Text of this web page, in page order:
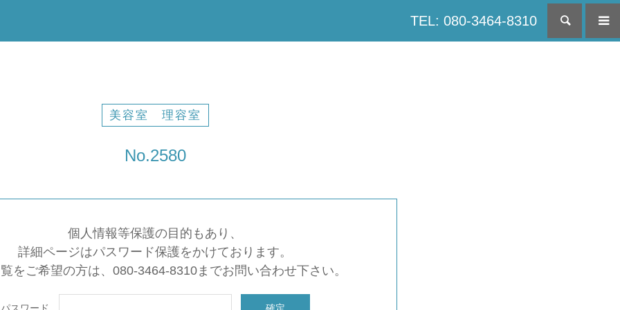
TEL: 080-3464-8310 検索
美容室 理容室
No.2580
個人情報等保護の目的もあり、
詳細ページはパスワード保護をかけております。
をご希望の方は、080-3464-8310までお問い合わせ下さい。